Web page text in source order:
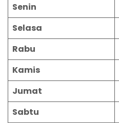
Senin
Selasa
Rabu
Kamis
Jumat
Sabtu